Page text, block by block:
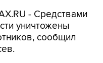
- Средствами
уничтожены
сообщил